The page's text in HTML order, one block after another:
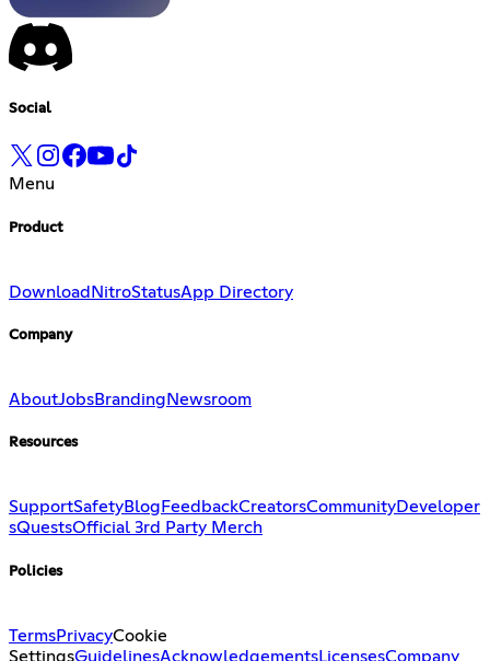
Social
Menu
Product
Download NitroStatusApp Directory
Company
AboutJobsBranding Newsroom
Resources
SupportSafetyBlog FeedbackCreatorsCommunityDeveloper
sQuestsOfficial 3rd Party Merch
Policies
TermsPrivacyCookie
SettingsGuidelinesAcknowledgementsLicensesCompany